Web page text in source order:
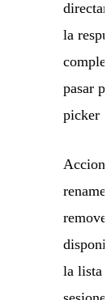
la
pasar
picker
rename
remove
la lista